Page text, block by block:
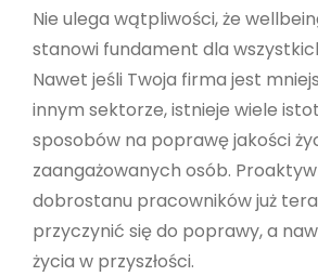
Nie ulega wątpliwości, że
stanowi fundament dla
Nawet jeśli Twoja firma jest
innym sektorze, istnieje wiele
sposobów na poprawę jakości
zaangażowanych osób.
dobrostanu pracowników już
przyczynić się do poprawy, a
życia w przyszłości.